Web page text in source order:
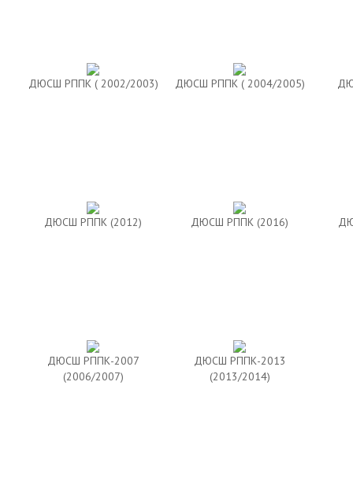
ДЮСШ РППК ( 2002/2003) ДЮСШ РППК ( 2004/2005)
ДЮСШ РППК (2012) ДЮСШ РППК (2016)
ДЮСШ РППК-2007
(2006/2007)
ДЮСШ РППК-2013
(2013/2014)